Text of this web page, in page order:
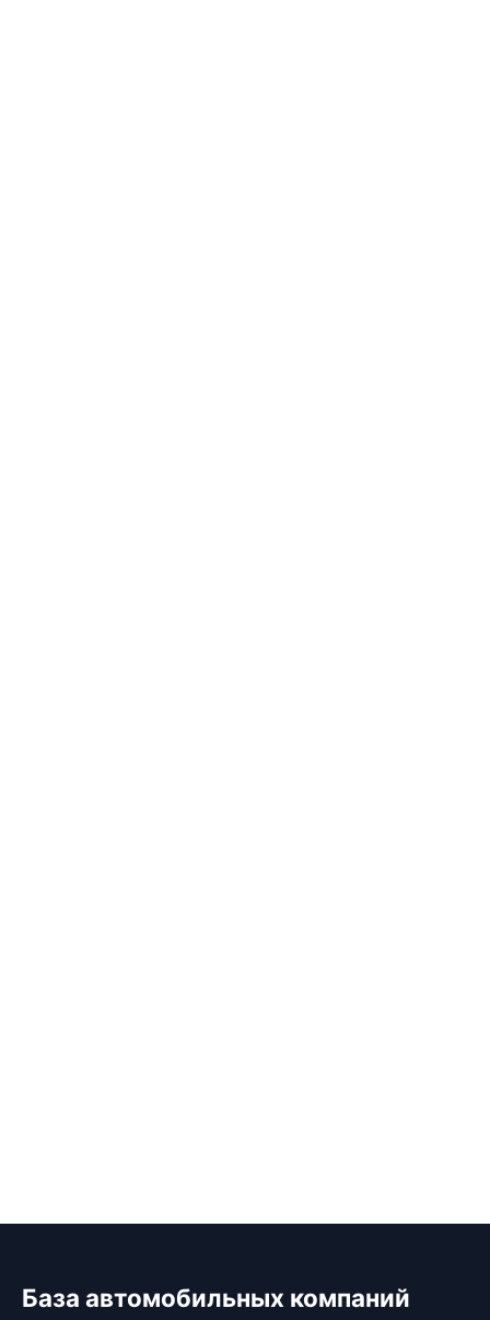
База автомобильных компаний